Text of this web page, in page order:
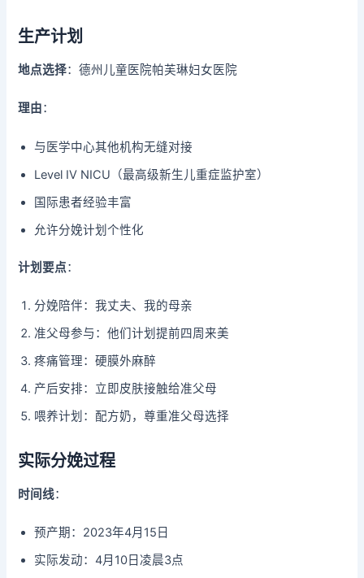
生产计划
地点选择：德州儿童医院帕芙琳妇女医院
理由：
与医学中心其他机构无缝对接
Level IV NICU（最高级新生儿重症监护室）
国际患者经验丰富
允许分娩计划个性化
计划要点：
分娩陪伴：我丈夫、我的母亲
准父母参与：他们计划提前四周来美
疼痛管理：硬膜外麻醉
产后安排：立即皮肤接触给准父母
喂养计划：配方奶，尊重准父母选择
实际分娩过程
时间线：
预产期：2023年4月15日
实际发动：4月10日凌晨3点